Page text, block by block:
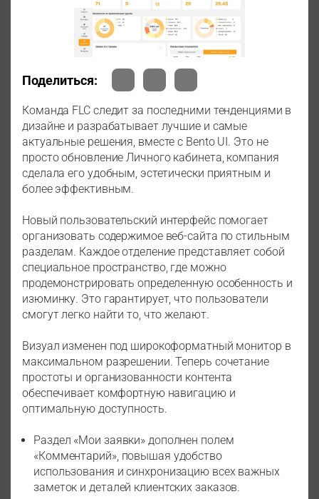
Поделиться:
Команда FLC следит за последними тенденциями в
дизайне и разрабатывает лучшие и самые
актуальные решения, вместе с Bento UI. Это не
просто обновление Личного кабинета, компания
сделала его удобным, эстетически приятным и
более эффективным.
Новый пользовательский интерфейс помогает
организовать содержимое веб-сайта по стильным
разделам. Каждое отделение представляет собой
специальное пространство, где можно
продемонстрировать определенную особенность и
изюминку. Это гарантирует, что пользователи
смогут легко найти то, что желают.
Визуал изменен под широкоформатный монитор в
максимальном разрешении. Теперь сочетание
простоты и организованности контента
обеспечивает комфортную навигацию и
оптимальную доступность.
Раздел «Мои заявки» дополнен полем
«Комментарий», повышая удобство
использования и синхронизацию всех важных
заметок и деталей клиентских заказов.